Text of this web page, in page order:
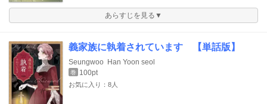
あらすじを見る▼
義家族に執着されています 【単話版】
Seungwoo Han Yoon seol
巻 100pt
お気に入り：8人